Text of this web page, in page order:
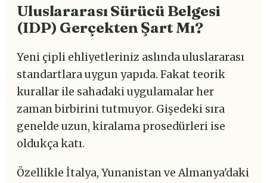
Uluslararası Sürücü Belgesi
(IDP) Gerçekten Şart Mı?
Yeni çipli ehliyetleriniz aslında uluslararası
standartlara uygun yapıda. Fakat teorik
kurallar ile sahadaki uygulamalar her
zaman birbirini tutmuyor. Gişedeki sıra
genelde uzun, kiralama prosedürleri ise
oldukça katı.
Özellikle İtalya, Yunanistan ve Almanya'daki